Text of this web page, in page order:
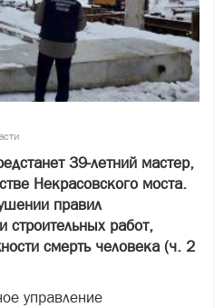
39-летний мастер,
Некрасовского моста.
правил
строительных работ,
смерть человека (ч. 2
управление